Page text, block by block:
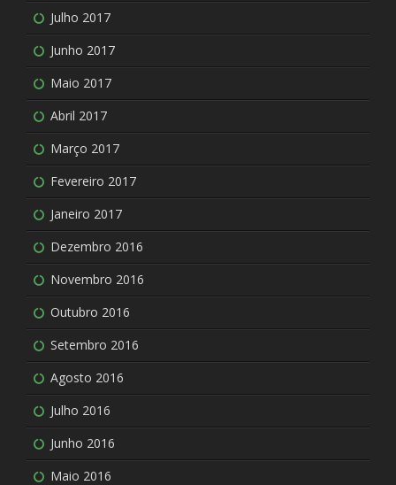
Julho 2017
Junho 2017
Maio 2017
Abril 2017
Março 2017
Fevereiro 2017
Janeiro 2017
Dezembro 2016
Novembro 2016
Outubro 2016
Setembro 2016
Agosto 2016
Julho 2016
Junho 2016
Maio 2016